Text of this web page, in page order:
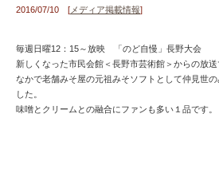
2016/07/10 [ メディア掲載情報]
毎週日曜12：15～放映 「のど自慢」長野大会
新しくなった市民会館＜長野市芸術館＞からの放
なかで老舗みそ屋の元祖みそソフトとして仲見世
した。
味噌とクリームとの融合にファンも多い１品です。